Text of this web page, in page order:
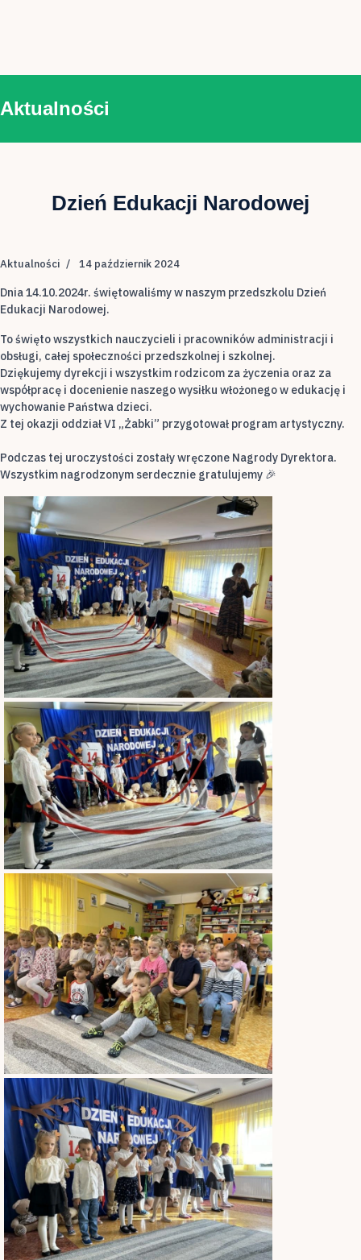
Aktualności
Dzień Edukacji Narodowej
Aktualności 14 październik 2024
Dnia 14.10.2024r. świętowaliśmy w naszym przedszkolu Dzień
Edukacji Narodowej.
To święto wszystkich nauczycieli i pracowników administracji i
obsługi, całej społeczności przedszkolnej i szkolnej.
Dziękujemy dyrekcji i wszystkim rodzicom za życzenia oraz za
współpracę i docenienie naszego wysiłku włożonego w edukację i
wychowanie Państwa dzieci.
Z tej okazji oddział VI „Żabki” przygotował program artystyczny.
Podczas tej uroczystości zostały wręczone Nagrody Dyrektora.
Wszystkim nagrodzonym serdecznie gratulujemy 🎉